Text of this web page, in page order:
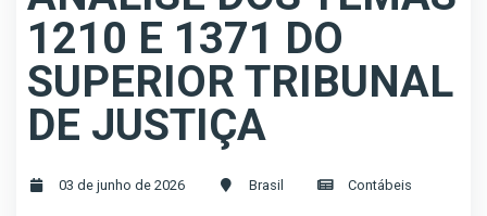
1210 E 1371 DO
SUPERIOR TRIBUNAL
DE JUSTIÇA
03 de junho de 2026 Brasil Contábeis